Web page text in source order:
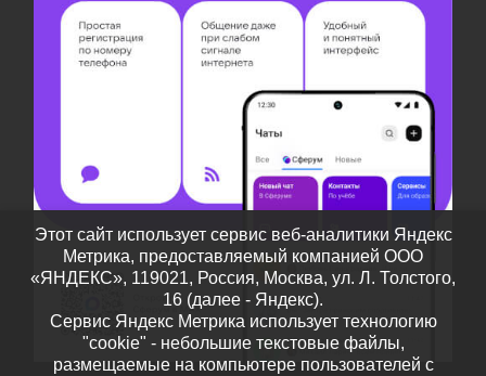
Этот сайт использует сервис веб-аналитики Яндекс
Метрика, предоставляемый компанией ООО
«ЯНДЕКС», 119021, Россия, Москва, ул. Л. Толстого,
16 (далее - Яндекс).
Сервис Яндекс Метрика использует технологию
"cookie" - небольшие текстовые файлы,
размещаемые на компьютере пользователей с